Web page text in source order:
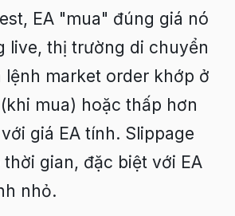
EA "mua" đúng giá nó
live, thị trường di chuyển
lệnh market order khớp ở
mua) hoặc thấp hơn
giá EA tính. Slippage
gian, đặc biệt với EA
nhỏ.